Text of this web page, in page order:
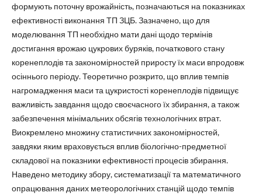
формують поточну врожайність, позначаються на показниках
ефективності виконання ТП ЗЦБ. Зазначено, що для
моделювання ТП необхідно мати дані щодо термінів
достигання врожаю цукрових буряків, початкового стану
коренеплодів та закономірностей приросту їх маси впродовж
осіннього періоду. Теоретично розкрито, що вплив темпів
нагромадження маси та цукристості коренеплодів підвищує
важливість завдання щодо своєчасного їх збирання, а також
забезпечення мінімальних обсягів технологічних втрат.
Виокремлено множину статистичних закономірностей,
завдяки яким враховується вплив біологічно-предметної
складової на показники ефективності процесів збирання.
Наведено методику збору, систематизації та математичного
опрацювання даних метеорологічних станцій щодо темпів